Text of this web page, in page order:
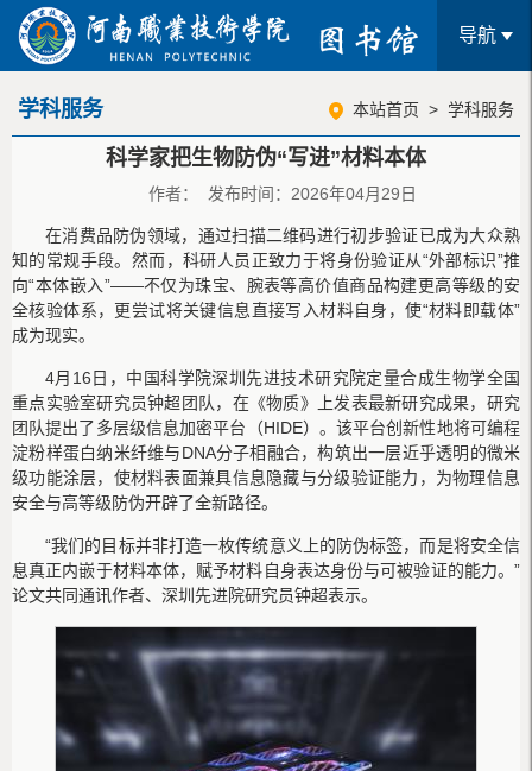
导航
学科服务 本站首页 > 学科服务
科学家把生物防伪“写进”材料本体
作者： 发布时间：2026年04月29日
在消费品防伪领域，通过扫描二维码进行初步验证已成为大众熟
知的常规手段。然而，科研人员正致力于将身份验证从“外部标识”推
向“本体嵌入”——不仅为珠宝、腕表等高价值商品构建更高等级的安
全核验体系，更尝试将关键信息直接写入材料自身，使“材料即载体”
成为现实。
4月16日，中国科学院深圳先进技术研究院定量合成生物学全国
重点实验室研究员钟超团队，在《物质》上发表最新研究成果，研究
团队提出了多层级信息加密平台（HIDE）。该平台创新性地将可编程
淀粉样蛋白纳米纤维与DNA分子相融合，构筑出一层近乎透明的微米
级功能涂层，使材料表面兼具信息隐藏与分级验证能力，为物理信息
安全与高等级防伪开辟了全新路径。
“我们的目标并非打造一枚传统意义上的防伪标签，而是将安全信
息真正内嵌于材料本体，赋予材料自身表达身份与可被验证的能力。”
论文共同通讯作者、深圳先进院研究员钟超表示。